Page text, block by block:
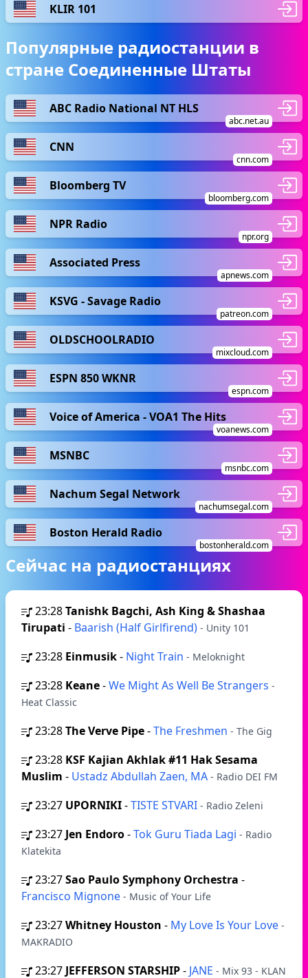
KLIR 101
Популярные радиостанции в
стране Соединенные Штаты
ABC Radio National NT HLS
abc.net.au
CNN
cnn.com
Bloomberg TV
bloomberg.com
NPR Radio
npr.org
Associated Press
apnews.com
KSVG - Savage Radio
patreon.com
OLDSCHOOLRADIO
mixcloud.com
ESPN 850 WKNR
espn.com
Voice of America - VOA1 The Hits
voanews.com
MSNBC
msnbc.com
Nachum Segal Network
nachumsegal.com
Boston Herald Radio
bostonherald.com
Сейчас на радиостанциях
23:28Tanishk Bagchi, Ash King & Shashaa
Tirupati - Baarish (Half Girlfirend) - Unity 101
23:28 Einmusik- Night Train - Meloknight
23:28 Keane-We Might As Well Be Strangers -
Heat Classic
23:28The Verve Pipe-The Freshmen - The Gig
23:28 KSF Kajian Akhlak #11 Hak Sesama
Muslim - Ustadz Abdullah Zaen, MA - Radio DEI FM
23:27 UPORNIKI-TISTE STVARI - Radio Zeleni
23:27 Jen Endoro-Tok Guru Tiada Lagi - Radio
Klatekita
23:27Sao Paulo Symphony Orchestra -
Francisco Mignone - Music of Your Life
23:27Whitney Houston - My Love Is Your Love -
MAKRADIO
23:27 JEFFERSON STARSHIP- JANE - Mix 93 - KLAN